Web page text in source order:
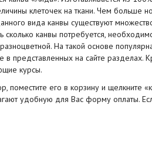
клеточек на ткани. Чем больше
вида канвы существуют
сколько канвы потребуется,
На такой основе
представленных на сайте разделах.
курсы.
поместите его в корзину и щелкните «
удобную для Вас форму оплаты.